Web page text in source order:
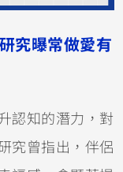
研究曝常做愛有
認知的潛力，對
究曾指出，伴侶